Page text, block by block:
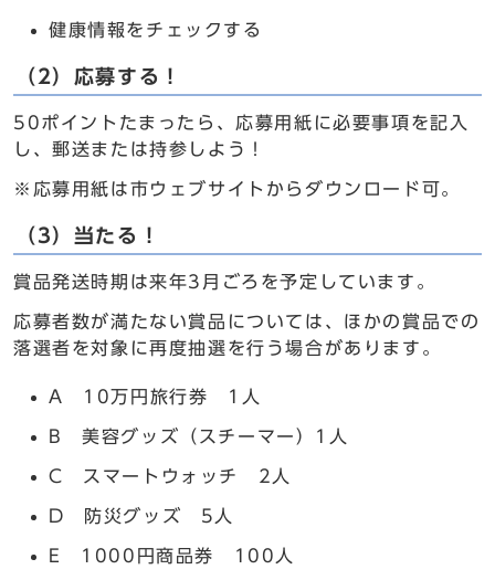
健康情報をチェックする
（2）応募する！
50ポイントたまったら、応募用紙に必要事項を記入
し、郵送または持参しよう！
※応募用紙は市ウェブサイトからダウンロード可。
（3）当たる！
賞品発送時期は来年3月ごろを予定しています。
応募者数が満たない賞品については、ほかの賞品での
落選者を対象に再度抽選を行う場合があります。
A 10万円旅行券 1人
B 美容グッズ（スチーマー）1人
C スマートウォッチ 2人
D 防災グッズ 5人
E 1000円商品券 100人